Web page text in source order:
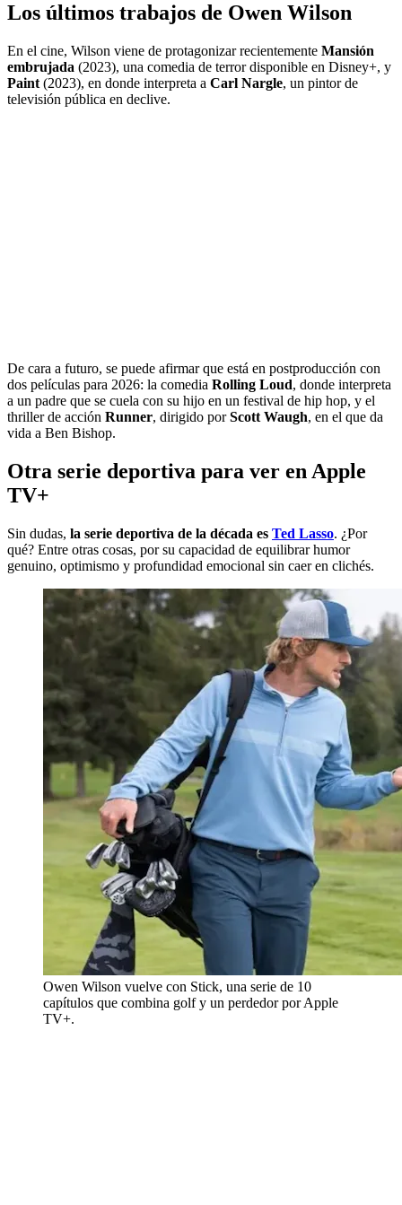
Los últimos trabajos de Owen Wilson
En el cine, Wilson viene de protagonizar recientemente Mansión
embrujada (2023), una comedia de terror disponible en Disney+, y
Paint (2023), en donde interpreta a Carl Nargle, un pintor de
televisión pública en declive.
De cara a futuro, se puede afirmar que está en postproducción con
dos películas para 2026: la comedia Rolling Loud, donde interpreta
a un padre que se cuela con su hijo en un festival de hip hop, y el
thriller de acción Runner, dirigido porScott Waugh, en el que da
vida a Ben Bishop.
Otra serie deportiva para ver en Apple
TV+
Sin dudas, la serie deportiva de la década es Ted Lasso. ¿Por
qué? Entre otras cosas, por su capacidad de equilibrar humor
genuino, optimismo y profundidad emocional sin caer en clichés.
Owen Wilson vuelve con Stick, una serie de 10
capítulos que combina golf y un perdedor por Apple
TV+.